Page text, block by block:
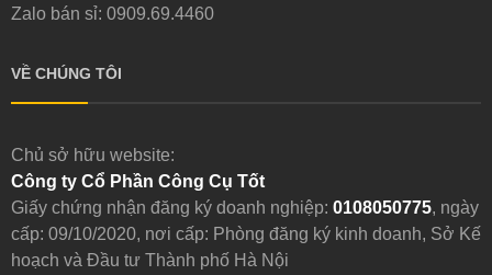
Zalo bán sỉ: 0909.69.4460
VỀ CHÚNG TÔI
Chủ sở hữu website:
Công ty Cổ Phần Công Cụ Tốt
Giấy chứng nhận đăng ký doanh nghiệp: 0108050775, ngày
cấp: 09/10/2020, nơi cấp: Phòng đăng ký kinh doanh, Sở Kế
hoạch và Đầu tư Thành phố Hà Nội